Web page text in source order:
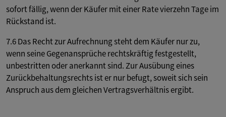
sofort fällig, wenn der Käufer mit einer Rate vierzehn Tage im
Rückstand ist.
7.6 Das Recht zur Aufrechnung steht dem Käufer nur zu,
wenn seine Gegenansprüche rechtskräftig festgestellt,
unbestritten oder anerkannt sind. Zur Ausübung eines
Zurückbehaltungsrechts ist er nur befugt, soweit sich sein
Anspruch aus dem gleichen Vertragsverhältnis ergibt.